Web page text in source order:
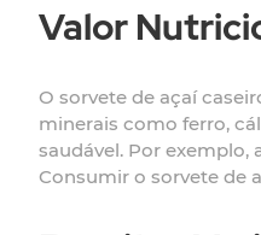
Valor
O sorvete de açaí
minerais como ferro,
saudável. Por
Consumir o sorvete de